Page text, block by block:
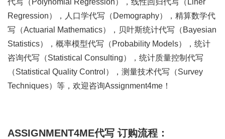
代写（Polynomial Regression），线性回归代写（Liner
Regression），人口学代写（Demography），精算数学代
写（Actuarial Mathematics），贝叶斯统计代写（Bayesian
Statistics），概率模型代写（Probability Models），统计
咨询代写（Statistical Consulting），统计质量控制代写
（Statistical Quality Control），测量技术代写（Survey
Techniques）等，欢迎咨询Assignment4me！
ASSIGNMENT4ME代写 订购流程：